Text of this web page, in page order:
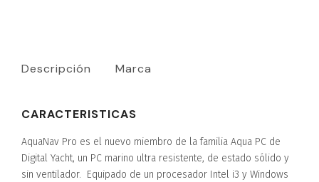
Descripción Marca
CARACTERISTICAS
AquaNav Pro es el nuevo miembro de la familia Aqua PC de
Digital Yacht, un PC marino ultra resistente, de estado sólido y
sin ventilador. Equipado de un procesador Intel i3 y Windows